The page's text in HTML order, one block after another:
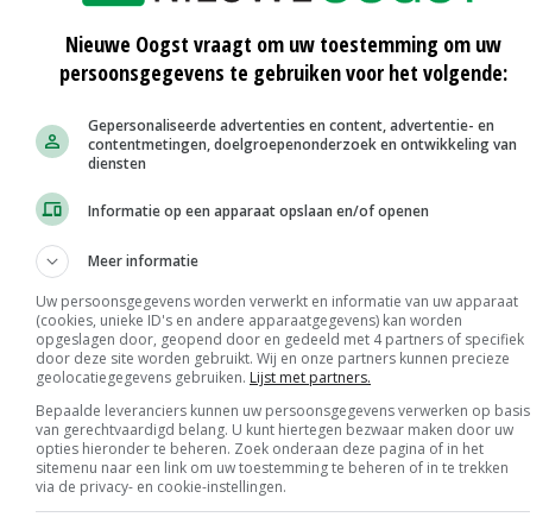
Delphy intensiveert
bladziektenonderzoek suikerbieten
25-04-2018
Nederland wil gebruik neonics
23-04-2018
Peen
Noteringen
€ 26,00~ € 33,00
Uien Middenmeer Geel 30-60% grof
Nieuwe Oogst vraagt om uw toestemming om uw
persoonsgegevens te gebruiken voor het volgende:
Gepersonaliseerde advertenties en content, advertentie- en
contentmetingen, doelgroepenonderzoek en ontwikkeling van
diensten
Informatie op een apparaat opslaan en/of openen
Meer informatie
Uw persoonsgegevens worden verwerkt en informatie van uw apparaat
(cookies, unieke ID's en andere apparaatgegevens) kan worden
opgeslagen door, geopend door en gedeeld met 4 partners of specifiek
door deze site worden gebruikt. Wij en onze partners kunnen precieze
geolocatiegegevens gebruiken. Lijst met partners.
Bepaalde leveranciers kunnen uw persoonsgegevens verwerken op basis
van gerechtvaardigd belang. U kunt hiertegen bezwaar maken door uw
opties hieronder te beheren. Zoek onderaan deze pagina of in het
sitemenu naar een link om uw toestemming te beheren of in te trekken
via de privacy- en cookie-instellingen.